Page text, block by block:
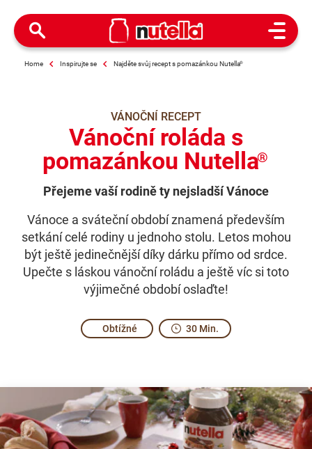
Open
Home Inspirujte se Najděte svůj recept s pomazánkou Nutella®
VÁNOČNÍ RECEPT
Vánoční roláda s
pomazánkou Nutella®
Přejeme vaší rodině ty nejsladší Vánoce
Vánoce a sváteční období znamená především
setkání celé rodiny u jednoho stolu. Letos mohou
být ještě jedinečnější díky dárku přímo od srdce.
Upečte s láskou vánoční roládu a ještě víc si toto
výjimečné období oslaďte!
Obtížné 30 Min.